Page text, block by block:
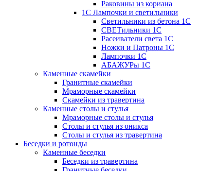
Раковины из кориана
1С Лампочки и светильники
Светильники из бетона 1С
СВЕТильники 1С
Расеиватели света 1С
Ножки и Патроны 1С
Лампочки 1С
АБАЖУРы 1С
Каменные скамейки
Гранитные скамейки
Мраморные скамейки
Скамейки из травертина
Каменные столы и стулья
Мраморные столы и стулья
Столы и стулья из оникса
Столы и стулья из травертина
Беседки и ротонды
Каменные беседки
Беседки из травертина